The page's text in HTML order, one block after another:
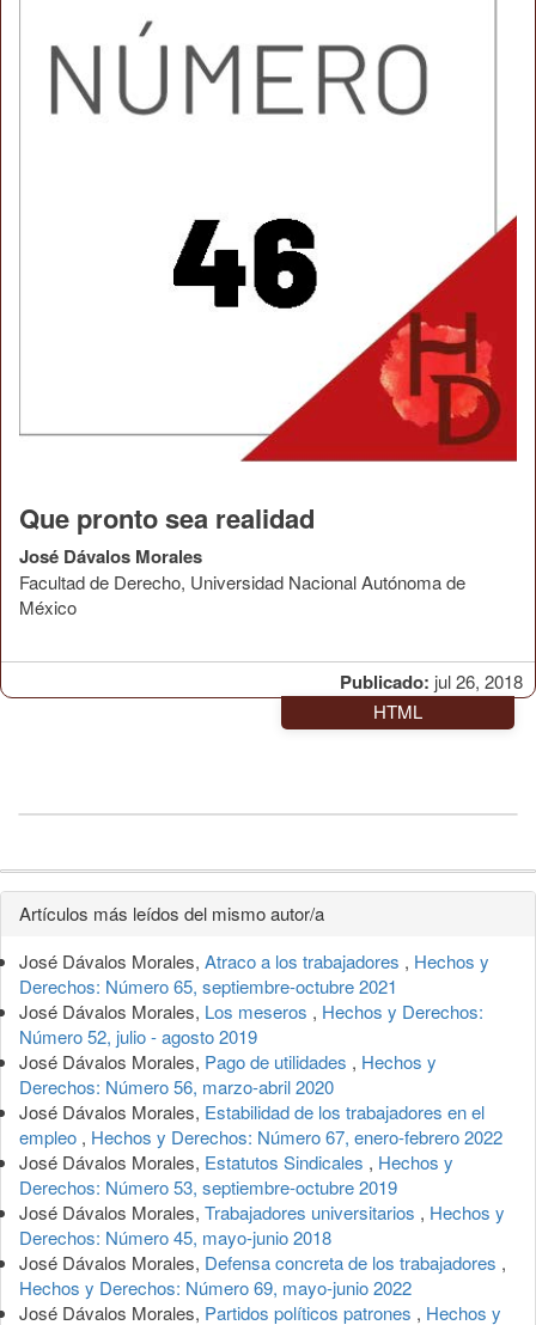
Publicado: jul 26, 2018
Que pronto sea realidad
José Dávalos Morales
Facultad de Derecho, Universidad Nacional Autónoma de
México
HTML
Detalles
del
artículo
Artículos más leídos del mismo autor/a
José Dávalos Morales, Atraco a los trabajadores , Hechos y
Derechos: Número 65, septiembre-octubre 2021
José Dávalos Morales, Los meseros , Hechos y Derechos:
Número 52, julio - agosto 2019
José Dávalos Morales, Pago de utilidades , Hechos y
Derechos: Número 56, marzo-abril 2020
José Dávalos Morales, Estabilidad de los trabajadores en el
empleo , Hechos y Derechos: Número 67, enero-febrero 2022
José Dávalos Morales, Estatutos Sindicales , Hechos y
Derechos: Número 53, septiembre-octubre 2019
José Dávalos Morales, Trabajadores universitarios , Hechos y
Derechos: Número 45, mayo-junio 2018
José Dávalos Morales, Defensa concreta de los trabajadores ,
Hechos y Derechos: Número 69, mayo-junio 2022
José Dávalos Morales, Partidos políticos patrones , Hechos y